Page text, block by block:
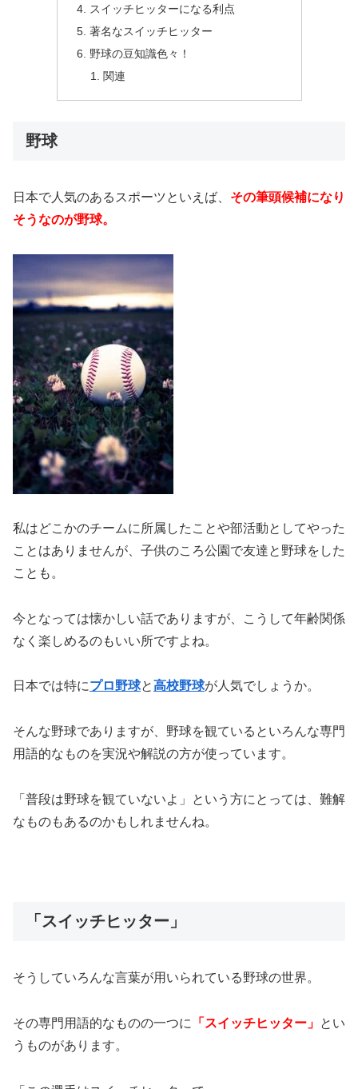
スイッチヒッターになる利点
著名なスイッチヒッター
野球の豆知識色々！
関連
野球
日本で人気のあるスポーツといえば、 その筆頭候補になり
そうなのが野球。
私はどこかのチームに所属したことや部活動としてやった
ことはありませんが、子供のころ公園で友達と野球をした
ことも。
今となっては懐かしい話でありますが、こうして年齢関係
なく楽しめるのもいい所ですよね。
日本では特にプロ野球と高校野球が人気でしょうか。
そんな野球でありますが、野球を観ているといろんな専門
用語的なものを実況や解説の方が使っています。
「普段は野球を観ていないよ」という方にとっては、難解
なものもあるのかもしれませんね。
「スイッチヒッター」
そうしていろんな言葉が用いられている野球の世界。
その専門用語的なものの一つに 「スイッチヒッター」 とい
うものがあります。